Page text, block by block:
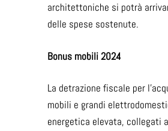
architettoniche si potrà
delle spese sostenute.
Bonus mobili 2024
La detrazione fiscale per
mobili e grandi
energetica elevata, collegati